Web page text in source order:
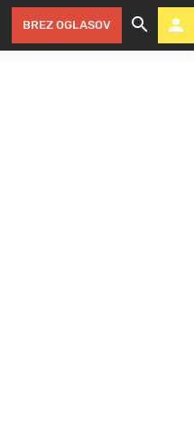
BREZ OGLASOV